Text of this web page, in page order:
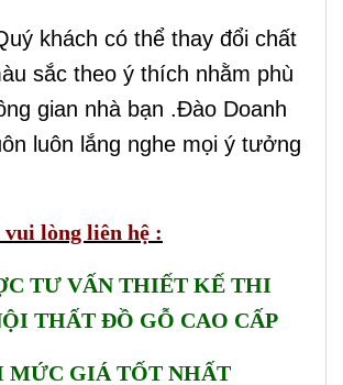
khách có thể thay đổi chất
sắc theo ý thích nhằm phù
gian nhà bạn .Đào Doanh
luôn lắng nghe mọi ý tưởng
lòng liên hệ :
TƯ VẤN THIẾT KẾ THI
THẤT ĐỒ GỖ CAO CẤP
MỨC GIÁ TỐT NHẤT